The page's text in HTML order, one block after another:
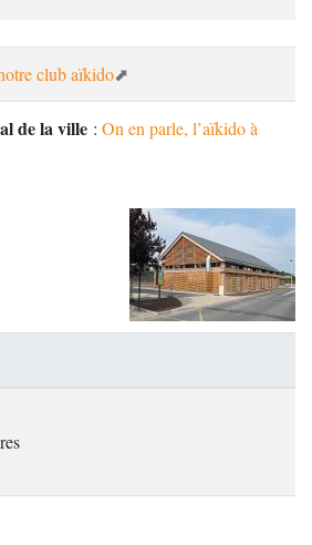
club aïkido
de la ville : On en parle, l’aïkido à